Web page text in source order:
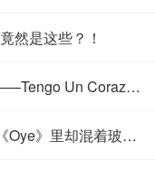
然是这些？！
西语歌曲推荐：Antonio José的新歌——Tengo Un Corazón
这对甜蜜情侣又双叒叕发歌了！歌曲《Oye》里却混着玻璃渣？！